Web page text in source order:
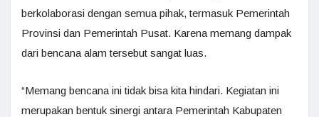
berkolaborasi dengan semua pihak, termasuk Pemerintah
Provinsi dan Pemerintah Pusat. Karena memang dampak
dari bencana alam tersebut sangat luas.
“Memang bencana ini tidak bisa kita hindari. Kegiatan ini
merupakan bentuk sinergi antara Pemerintah Kabupaten